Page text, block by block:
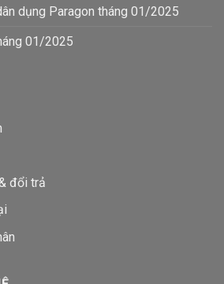
dụng Paragon tháng 01/2025
01/2025
đổi trả